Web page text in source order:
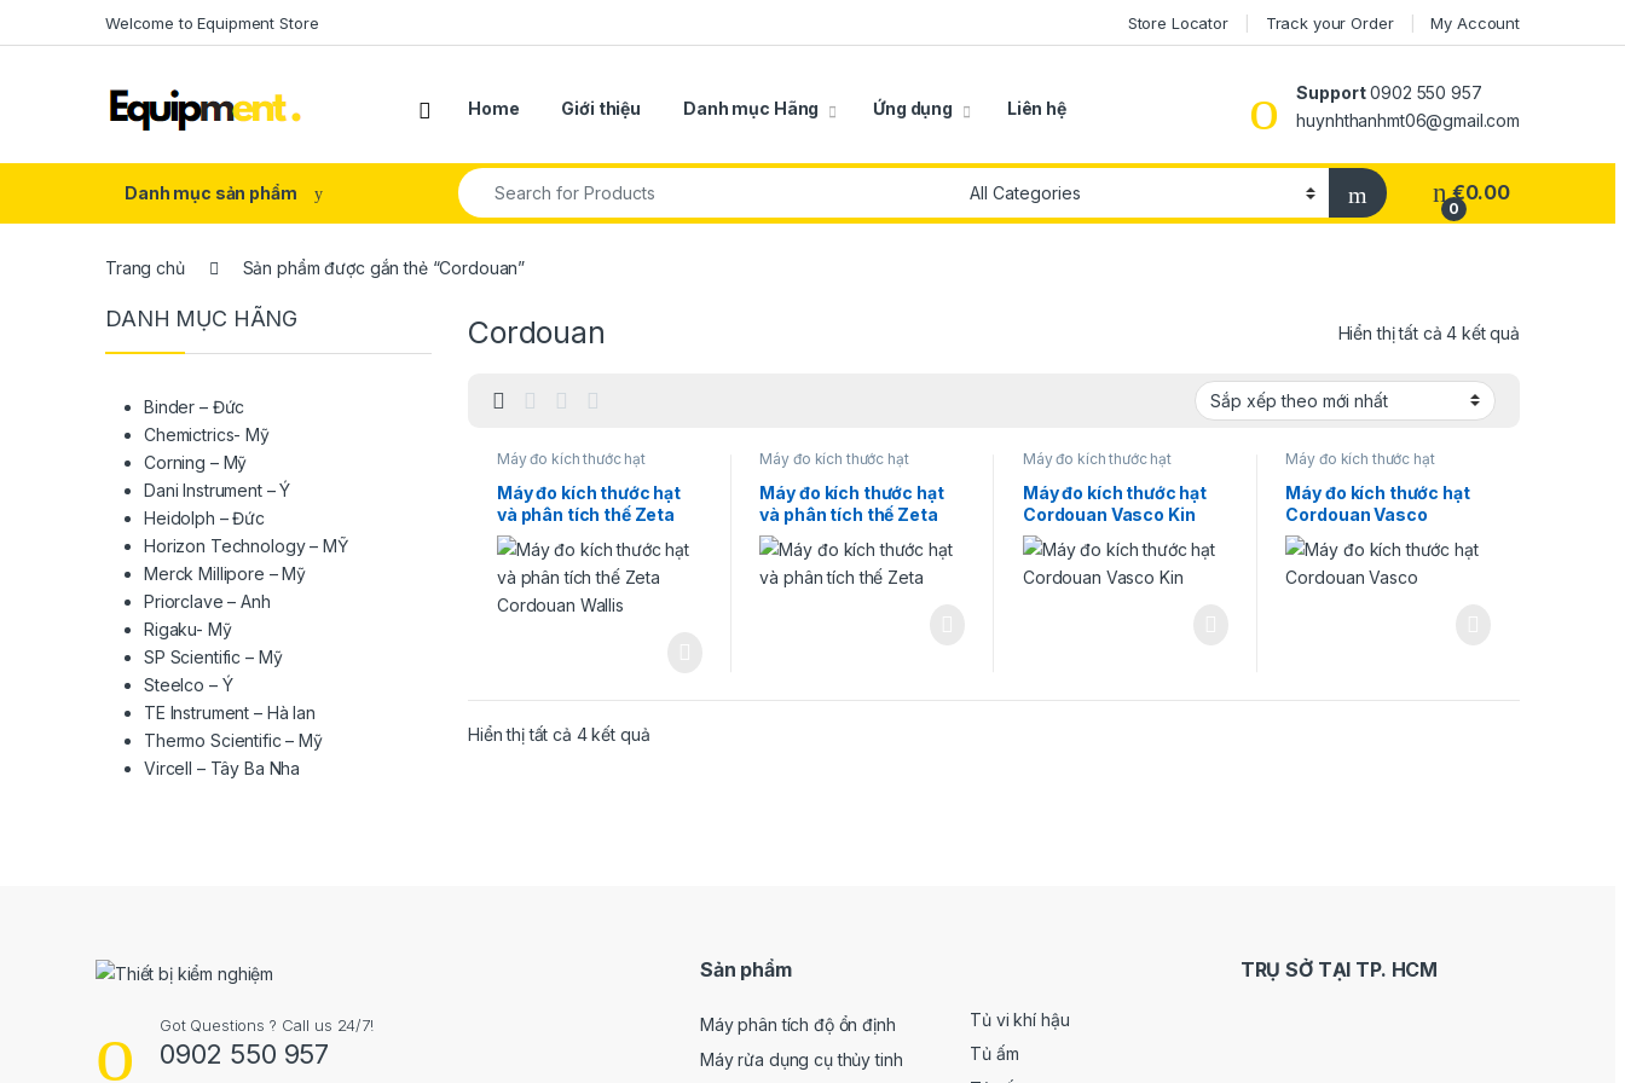
Welcome to Equipment Store Store Locator Track your Order My Account
Home Giới thiệu Danh mục Hãng Ứng dụng Liên hệ
Support0902 550 957
huynhthanhmt06@gmail.com
Danh mục sản phẩm
Search for:
0
€0.00
Trang chủ Sản phẩm được gắn thẻ “Cordouan”
Cordouan Hiển thị tất cả 4 kết quả
Máy đo kích thước hạt
Máy đo kích thước hạt
và phân tích thế Zeta
Cordouan Wallis
Máy đo kích thước hạt
Máy đo kích thước hạt
và phân tích thế Zeta
Máy đo kích thước hạt
Máy đo kích thước hạt
Cordouan Vasco Kin
Máy đo kích thước hạt
Máy đo kích thước hạt
Cordouan Vasco
Hiển thị tất cả 4 kết quảĐã sắp xếp theo mới nhất
DANH MỤC HÃNG
Binder – Đức
Chemictrics- Mỹ
Corning – Mỹ
Dani Instrument – Ý
Heidolph – Đức
Horizon Technology – MỸ
Merck Millipore – Mỹ
Priorclave – Anh
Rigaku- Mỹ
SP Scientific – Mỹ
Steelco – Ý
TE Instrument – Hà lan
Thermo Scientific – Mỹ
Vircell – Tây Ba Nha
Got Questions ? Call us 24/7!
0902 550 957
Sản phẩm
Máy phân tích độ ổn định
Máy rửa dụng cụ thủy tinh
Tủ vi khí hậu
Tủ ấm
TRỤ SỞ TẠI TP. HCM